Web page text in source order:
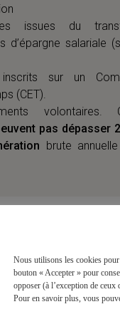
issues du
d’épargne salariale
sur un
(CET).
volontaires.
pas dépasser
brute
DE
sur un PEE sont
lesquelles il est
Nous utilisons les cookies
bouton « Accepter » pour
opposer (à l’exception de ceux
Pour en savoir plus, vous